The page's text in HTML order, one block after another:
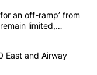
articles in the last
is ‘looking for an
an off-ramp’ from
limited,
car on I-10 East and
East and Airway